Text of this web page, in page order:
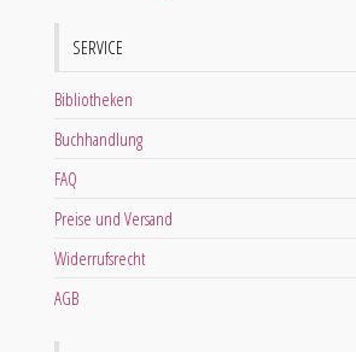
SERVICE
Bibliotheken
Buchhandlung
FAQ
Preise und Versand
Widerrufsrecht
AGB